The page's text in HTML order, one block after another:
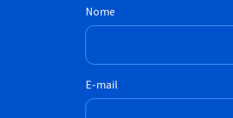
Nome
E-mail